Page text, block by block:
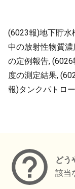
(6023報)地下貯水
中の放射性物質
の定例報告,
度の測定結果,
報)タンクパトロ
どう
該当